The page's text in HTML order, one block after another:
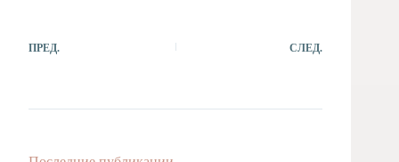
ПРЕД. СЛЕД.